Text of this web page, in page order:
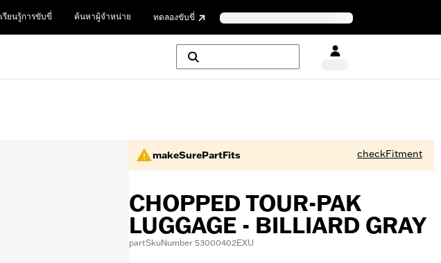
เรียนรู้การขับขี่ ค้นหาผู้จำหน่าย ทดลองขับขี่
makeSurePartFits checkFitment
CHOPPED TOUR-PAK
LUGGAGE - BILLIARD GRAY
partSkuNumber 53000402EXU